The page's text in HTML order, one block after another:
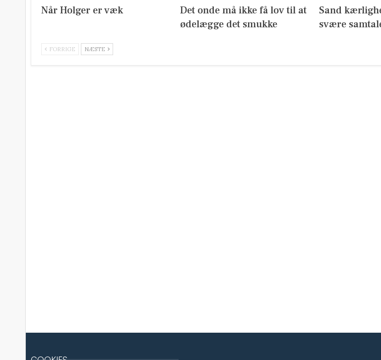
Når Holger er væk
Det onde må ikke få lov til at
ødelægge det smukke
Sand
svære
FORRIGE NÆSTE